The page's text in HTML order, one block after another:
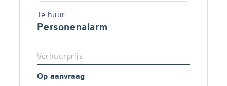
Personenalarm
Te huur
Verhuurprijs
Op aanvraag